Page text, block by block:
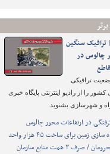
ترافیک سنگین
چالوس در
ترافیکی
کشور را از رادیو اینترنتی پایگاه خبری
و شهرسازی بشنوید.
در ارتفاعات محور چالوس
آماده سازی زمین برای ساخت ۴۵ هزار واحد
مسکن محرومان / صرف ۳ همت منابع سازمان